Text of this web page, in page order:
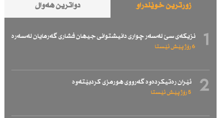
زۆرترین خوێندراو دواترین هەواڵ
1 نزیكەی سێ لەسەر چواری دانیشتوانی جیهان فشاری گەرمایان لەسەرە
6 رۆژ پێش ئێستا
2 ئێران رەتیكردەوە گەرووی هورمزی كردبێتەوە
5 رۆژ پێش ئێستا